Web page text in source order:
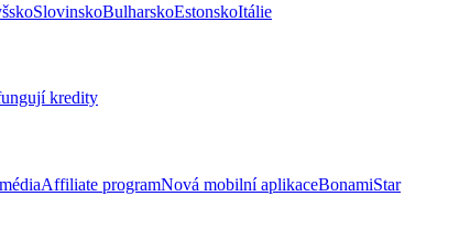
SlovinskoBulharskoEstonskoItálie
kredity
Affiliate programNová mobilní aplikaceBonamiStar